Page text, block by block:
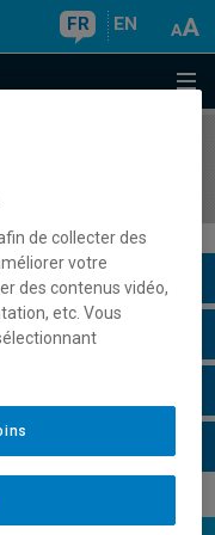
FR EN
de collecter des
votre
des contenus vidéo,
etc. Vous